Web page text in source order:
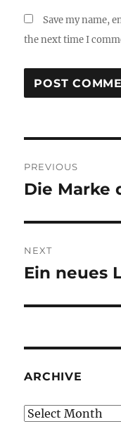
Save my name,
the next time I
navigation
PREVIOUS
Previous
Die Marke
NEXT
Next
Ein neues
ARCHIVE
Archive